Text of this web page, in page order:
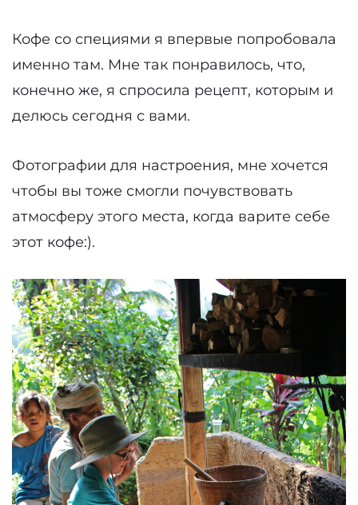
Кофе со специями я впервые попробовала
именно там. Мне так понравилось, что,
конечно же, я спросила рецепт, которым и
делюсь сегодня с вами.
Фотографии для настроения, мне хочется
чтобы вы тоже смогли почувствовать
атмосферу этого места, когда варите себе
этот кофе:).